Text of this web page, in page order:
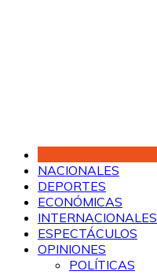
NACIONALES
DEPORTES
ECONÓMICAS
INTERNACIONALES
ESPECTÁCULOS
OPINIONES
POLÍTICAS